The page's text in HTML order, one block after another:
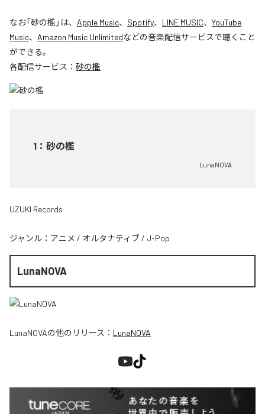
なお「砂の檻 」は、 Apple Music、 Spotify、 LINE MUSIC、 YouTube
Music、 Amazon Music Unlimitedなどの音楽配信サービスで聴くこと
ができる。
各配信サービス： 砂の檻
1 ： 砂の檻
LunaNOVA
UZUKI Records
ジャンル： アニメ / オルタナティブ / J-Pop
LunaNOVA
LunaNOVAの他のリリース： LunaNOVA